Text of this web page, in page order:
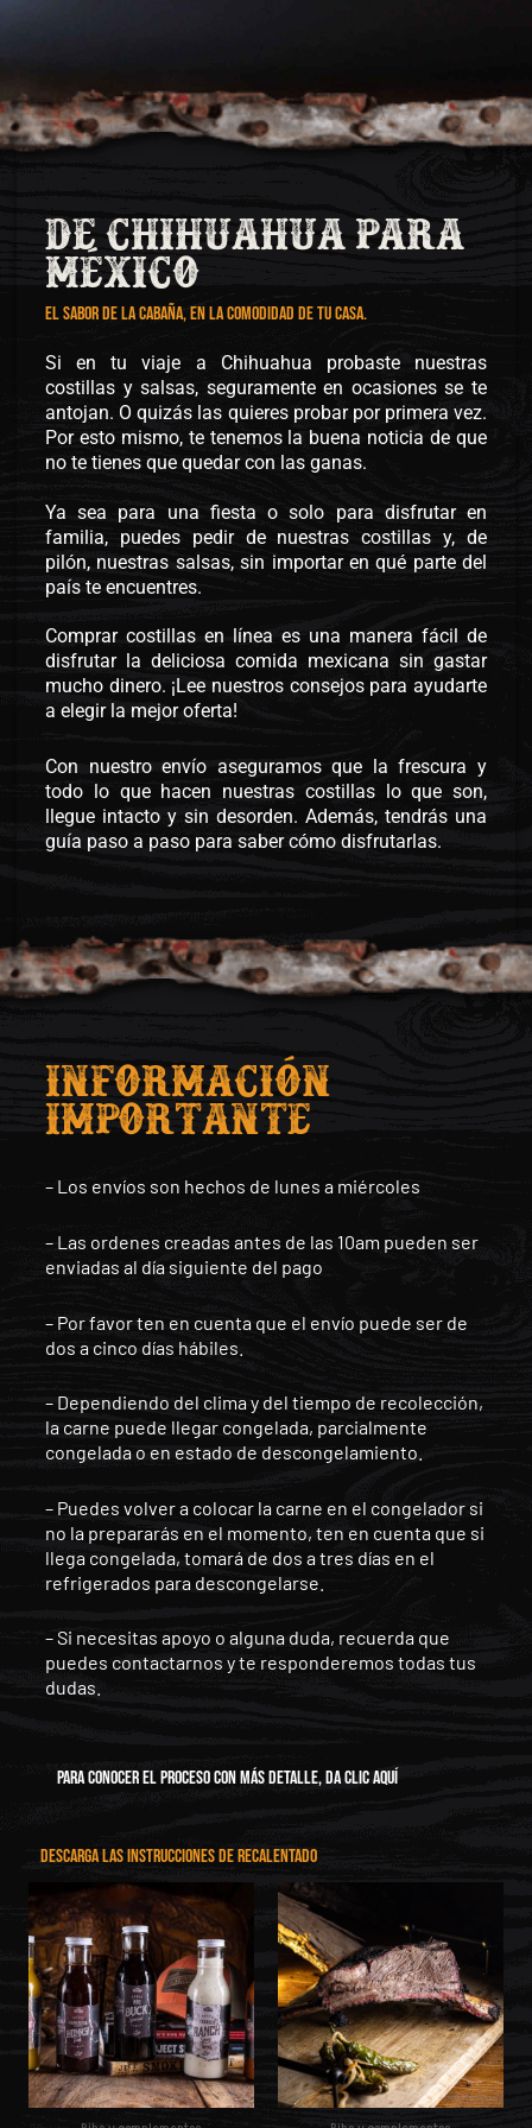
DE CHIHUAHUA PArA
MÉXICO
EL SABOR DE LA CABAÑA, EN LA COMODIDAD DE TU CASA.
Si en tu viaje a Chihuahua probaste nuestras
costillas y salsas, seguramente en ocasiones se te
antojan. O quizás las quieres probar por primera vez.
Por esto mismo, te tenemos la buena noticia de que
no te tienes que quedar con las ganas.
Ya sea para una fiesta o solo para disfrutar en
familia, puedes pedir de nuestras costillas y, de
pilón, nuestras salsas, sin importar en qué parte del
país te encuentres.
Comprar costillas en línea es una manera fácil de
disfrutar la deliciosa comida mexicana sin gastar
mucho dinero. ¡Lee nuestros consejos para ayudarte
a elegir la mejor oferta!
Con nuestro envío aseguramos que la frescura y
todo lo que hacen nuestras costillas lo que son,
llegue intacto y sin desorden. Además, tendrás una
guía paso a paso para saber cómo disfrutarlas.
INFOrMACIÓN
IMPOrTANTE
– Los envíos son hechos de lunes a miércoles
– Las ordenes creadas antes de las 10am pueden ser
enviadas al día siguiente del pago
– Por favor ten en cuenta que el envío puede ser de
dos a cinco días hábiles.
– Dependiendo del clima y del tiempo de recolección,
la carne puede llegar congelada, parcialmente
congelada o en estado de descongelamiento.
– Puedes volver a colocar la carne en el congelador si
no la prepararás en el momento, ten en cuenta que si
llega congelada, tomará de dos a tres días en el
refrigerados para descongelarse.
– Si necesitas apoyo o alguna duda, recuerda que
puedes contactarnos y te responderemos todas tus
dudas.
PARA conocer el proceso con más detalle, da clic aquí
DESCARGA LAS INSTRUCCIONES DE RECALENTADO
Rango
de
precios:
desde
$69.00
hasta
$99.00
Este
producto
tiene
múltiples
variantes.
Las
opciones
se
pueden